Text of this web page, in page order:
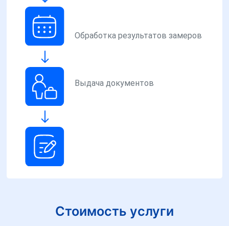
Обработка результатов замеров
Выдача документов
Стоимость услуги